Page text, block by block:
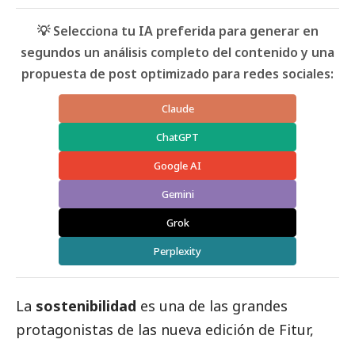
💡 Selecciona tu IA preferida para generar en
segundos un análisis completo del contenido y una
propuesta de post optimizado para redes sociales:
Claude
ChatGPT
Google AI
Gemini
Grok
Perplexity
La sostenibilidad es una de las grandes
protagonistas de las nueva edición de Fitur,